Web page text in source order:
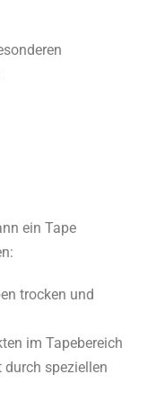
ein Tape
trocken und
im Tapebereich
durch speziellen